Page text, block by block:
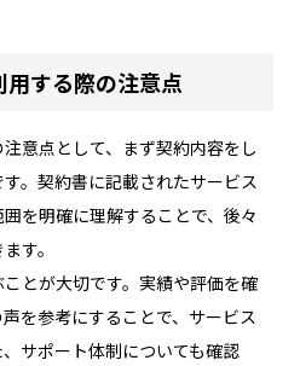
する際の注意点
意点として、まず契約内容をし
。契約書に記載されたサービス
を明確に理解することで、後々
す。
とが大切です。実績や評価を確
を参考にすることで、サービス
サポート体制についても確認